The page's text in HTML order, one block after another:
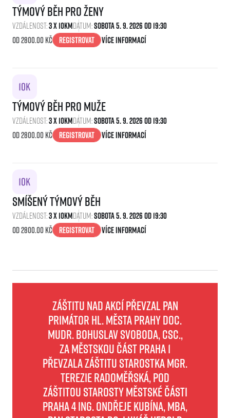
Týmový běh pro ženy
Vzdálenost:3 x 10kmDatum:Sobota 5. 9. 2026 Od 19:30
Od 2800.00 kč Registrovat Více informací
Týmový běh pro muže
Vzdálenost:3 x 10kmDatum:Sobota 5. 9. 2026 Od 19:30
Od 2800.00 kč Registrovat Více informací
Smíšený týmový běh
Vzdálenost:3 x 10kmDatum:Sobota 5. 9. 2026 Od 19:30
Od 2800.00 kč Registrovat Více informací
ZÁŠTITU NAD AKCÍ PŘEVZAL PAN
PRIMÁTOR Hl. MĚSTA PRAHY doc.
MUDr. Bohuslav Svoboda, CSc.,
Za městskou část Praha 1
převzala záštitu starostka Mgr.
Terezie Radoměřská, pod
záštitou starosty městské části
Praha 4 Ing. Ondřeje Kubína, MBA,